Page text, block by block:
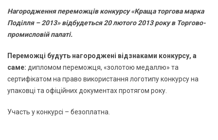
Нагородження переможців конкурсу «Краща торгова марка
Поділля – 2013» відбудеться 20 лютого 2013 року в Торгово-
промисловій палаті.
Переможці будуть нагороджені відзнаками конкурсу, а
саме: дипломом переможця, «золотою медаллю» та
сертифікатом на право використання логотипу конкурсу на
упаковці та офіційних документах протягом року.
Участь у конкурсі – безоплатна.